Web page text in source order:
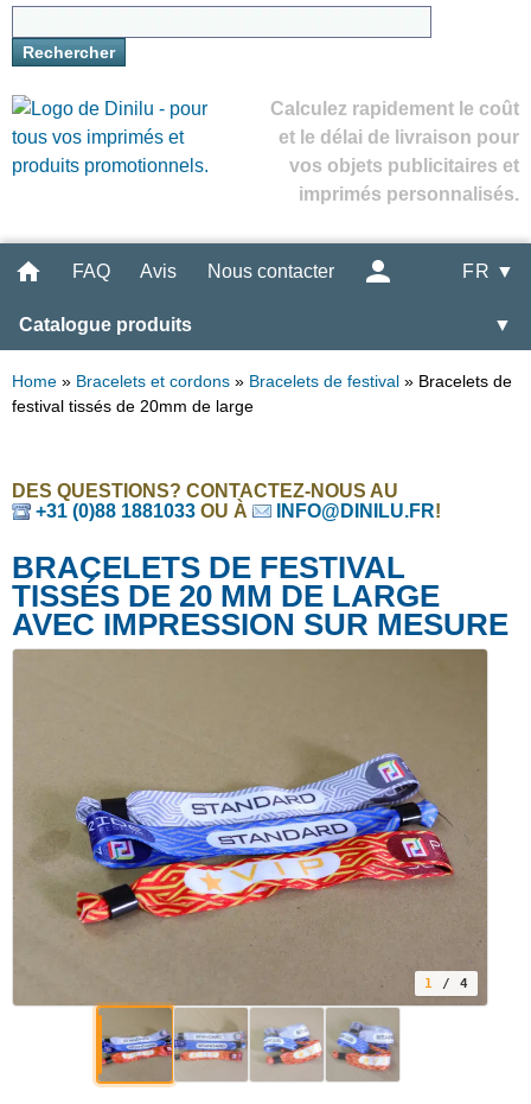
Calculez rapidement le coût
et le délai de livraison pour
vos objets publicitaires et
imprimés personnalisés.
FAQ Avis Nous contacter FR ▼
Catalogue produits ▼
Home » Bracelets et cordons » Bracelets de festival » Bracelets de
festival tissés de 20mm de large
DES QUESTIONS? CONTACTEZ-NOUS AU
+31 (0)88 1881033 OU À INFO@DINILU.FR!
BRACELETS DE FESTIVAL
TISSÉS DE 20 MM DE LARGE
AVEC IMPRESSION SUR MESURE
1 / 4